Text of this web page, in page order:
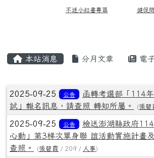
不迷小紅書專區 健促
本站消息 分月文章 電
文章列表
2025-09-25 公告
函轉考選部「114
試」報名訊息，請查照 轉知所屬。
(張碧
2025-09-25 公告
檢送澎湖縣政府
心動」第3梯次單身聯 誼活動實施計畫
查照。
(張碧霞 / 209 / 人事)